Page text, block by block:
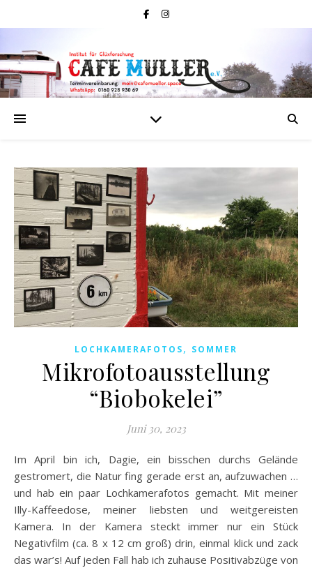
LOCHKAMERAFOTOS, SOMMER
Mikrofotoausstellung
“Biobokelei”
Juni 30, 2023
Im April bin ich, Dagie, ein bisschen durchs Gelände
gestromert, die Natur fing gerade erst an, aufzuwachen …
und hab ein paar Lochkamerafotos gemacht. Mit meiner
Illy-Kaffeedose, meiner liebsten und weitgereisten
Kamera. In der Kamera steckt immer nur ein Stück
Negativfilm (ca. 8 x 12 cm groß) drin, einmal klick und zack
das war’s! Auf jeden Fall hab ich zuhause Positivabzüge von